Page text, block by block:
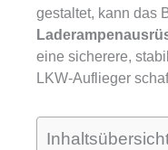
gestaltet, kann das
eine sicherere,
LKW-Auflieger